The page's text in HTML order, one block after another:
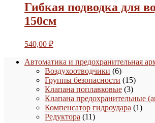
Гибкая подводка для
150см
540,00 ₽
Автоматика и предохранительная
Воздухоотводчики 66
товаров
Группы безопасности 1515
Клапана поплавковые 33
товара
Клапана предохранительные
Компенсатор гидроудара 11
Редуктора 1111